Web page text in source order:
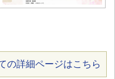
の詳細ページはこちら